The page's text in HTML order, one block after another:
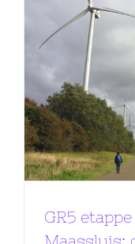
GR5